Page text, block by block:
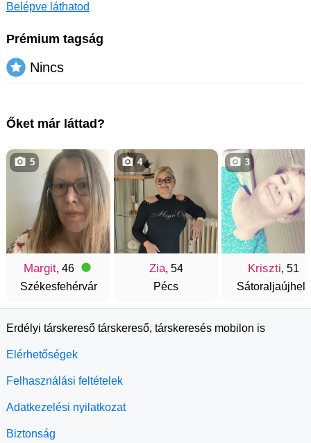
Belépve láthatod
Prémium tagság
Nincs
Őket már láttad?
Margit, 46
Székesfehérvár
5
Zia, 54
Pécs
4
Kriszti, 51
Sátoraljaújhely
3
Erdélyi társkereső társkereső, társkeresés mobilon is
Elérhetőségek
Felhasználási feltételek
Adatkezelési nyilatkozat
Biztonság